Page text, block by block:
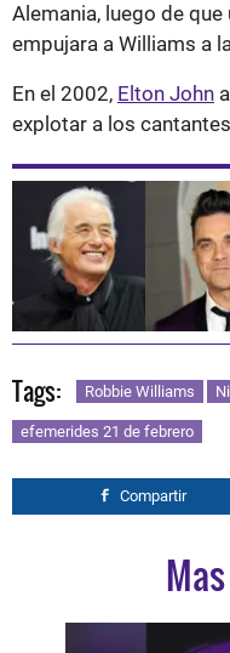
Alemania, luego de
empujara a Williams a
En el 2002, Elton John
explotar a los
Tags: Robbie Williams
efemerides 21 de febrero
Compartir